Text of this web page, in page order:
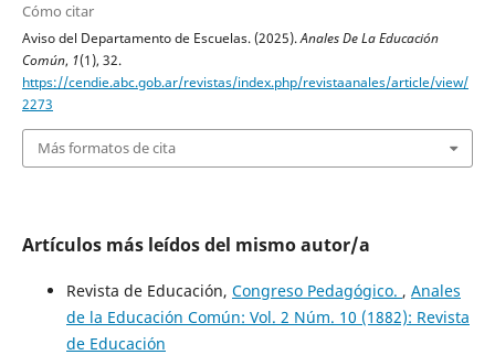
Cómo citar
Aviso del Departamento de Escuelas. (2025).Anales De La Educación
Común, 1(1), 32.
https://cendie.abc.gob.ar/revistas/index.php/revistaanales/article/view/
2273
Más formatos de cita
Artículos más leídos del mismo autor/a
Revista de Educación, Congreso Pedagógico. , Anales
de la Educación Común: Vol. 2 Núm. 10 (1882): Revista
de Educación